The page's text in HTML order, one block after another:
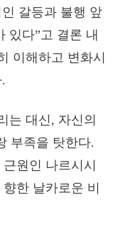
갈등과 불행 앞
있다”고 결론 내
이해하고 변화시
는 대신, 자신의
부족을 탓한다.
원인 나르시시
한 날카로운 비